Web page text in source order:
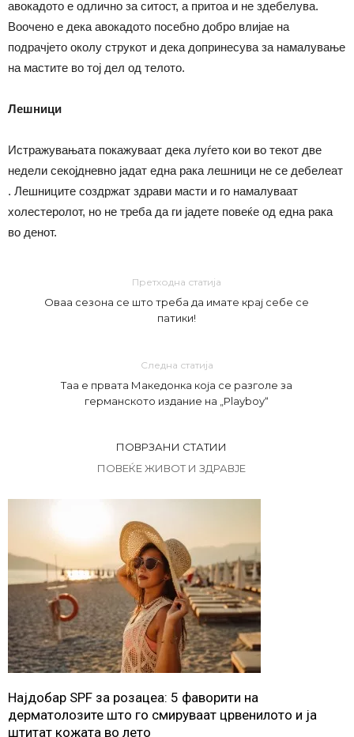
авокадото е одлично за ситост, а притоа и не здебелува.
Воочено е дека авокадото посебно добро влијае на
подрачјето околу струкот и дека допринесува за намалување
на мастите во тој дел од телото.
Лешници
Истражувањата покажуваат дека луѓето кои во текот две
недели секојдневно јадат една рака лешници не се дебелеат
. Лешниците создржат здрави масти и го намалуваат
холестеролот, но не треба да ги јадете повеќе од една рака
во денот.
Претходна статија
Оваа сезона се што треба да имате крај себе се
патики!
Следна статија
Таа е првата Македонка која се разголе за
германското издание на „Playboy“
ПОВРЗАНИ СТАТИИ
ПОВЕЌЕ ЖИВОТ И ЗДРАВЈЕ
Најдобар SPF за розацеа: 5 фаворити на
дерматолозите што го смируваат црвенилото и ја
штитат кожата во лето